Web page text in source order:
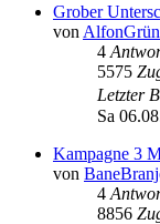
Grober
von
4
5575
Letzter
Sa
Kampagne 3
von
4
8856